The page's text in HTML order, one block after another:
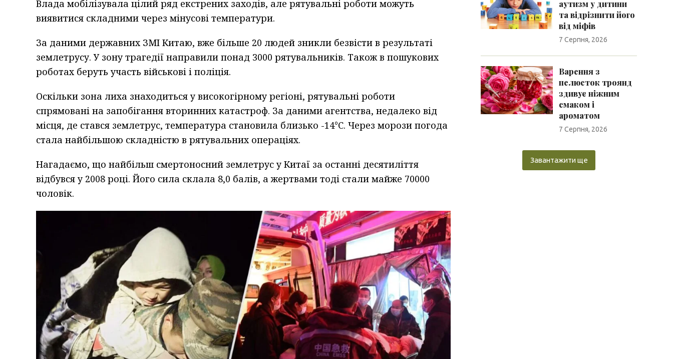
Влада мобілізувала цілий ряд екстрених заходів, але рятувальні роботи можуть
виявитися складними через мінусові температури.
За даними державних ЗМІ Китаю, вже більше 20 людей зникли безвісти в результаті
землетрусу. У зону трагедії направили понад 3000 рятувальників. Також в пошукових
роботах беруть участь військові і поліція.
Оскільки зона лиха знаходиться у високогірному регіоні, рятувальні роботи
спрямовані на запобігання вторинних катастроф. За даними агентства, недалеко від
місця, де стався землетрус, температура становила близько -14°С. Через морози погода
стала найбільшою складністю в рятувальних операціях.
Нагадаємо, що найбільш смертоносний землетрус у Китаї за останні десятиліття
відбувся у 2008 році. Його сила склала 8,0 балів, а жертвами тоді стали майже 70000
чоловік.
аутизм у дитини
та відрізнити його
від міфів
7 Серпня, 2026
Варення з
пелюсток троянд
здивує ніжним
смаком і
ароматом
7 Серпня, 2026
Завантажити ще